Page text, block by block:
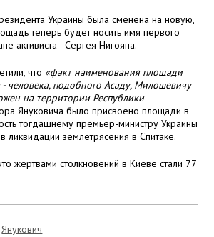
Украины была сменена на новую,
теперь будет носить имя первого
активиста - Сергея Нигояна.
что «факт наименования площади
человека, подобного Асаду, Милошевичу
на территории Республики
Януковича было присвоено площади в
тогдашнему премьер-министру Украины
землетрясения в Спитаке.
жертвами столкновений в Киеве стали 77
Янукович